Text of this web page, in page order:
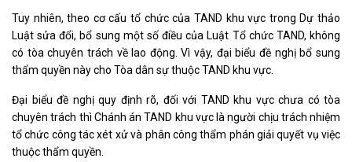
Tuy nhiên, theo cơ cấu tổ chức của TAND khu vực trong Dự thảo
Luật sửa đổi, bổ sung một số điều của Luật Tổ chức TAND, không
có tòa chuyên trách về lao động. Vì vậy, đại biểu đề nghị bổ sung
thẩm quyền này cho Tòa dân sự thuộc TAND khu vực.
Đại biểu đề nghị quy định rõ, đối với TAND khu vực chưa có tòa
chuyên trách thì Chánh án TAND khu vực là người chịu trách nhiệm
tổ chức công tác xét xử và phân công thẩm phán giải quyết vụ việc
thuộc thẩm quyền.